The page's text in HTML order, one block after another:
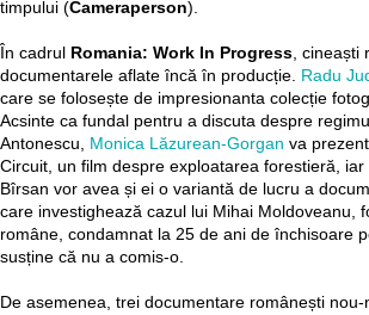
timpului (Cameraperson).
În cadrul Romania: Work In Progress, cineaști
documentarele aflate încă în producție. Radu
care se folosește de impresionanta colecție
Acsinte ca fundal pentru a discuta despre
Antonescu, Monica Lăzurean-Gorgan va
Circuit, un film despre exploatarea forestieră,
Bîrsan vor avea și ei o variantă de lucru a
care investighează cazul lui Mihai Moldoveanu,
române, condamnat la 25 de ani de închisoare
susține că nu a comis-o.
De asemenea, trei documentare românești